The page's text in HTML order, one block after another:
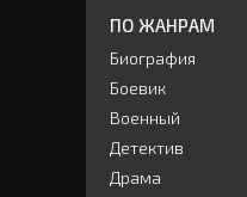
ПО ЖАНРАМ
Биография
Боевик
Военный
Детектив
Драма